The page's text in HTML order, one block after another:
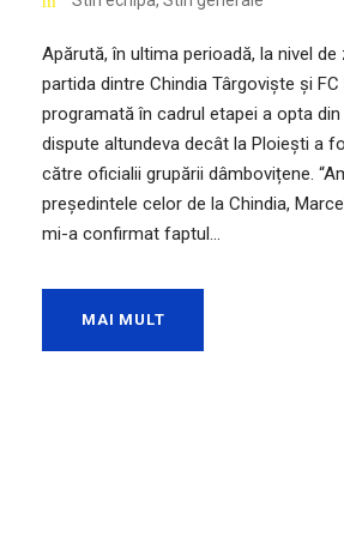
Apărută, în ultima perioadă, la nivel
partida dintre Chindia Târgoviște și FC
programată în cadrul etapei a opta din
dispute altundeva decât la Ploiești a
către oficialii grupării dâmbovițene.
președintele celor de la Chindia,
mi-a confirmat faptul...
MAI MULT